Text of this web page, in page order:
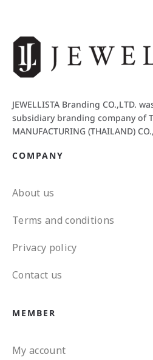
JEWELLISTA Branding CO.,LTD.
subsidiary branding company of
MANUFACTURING (THAILAND)
COMPANY
About us
Terms and conditions
Privacy policy
Contact us
MEMBER
My account